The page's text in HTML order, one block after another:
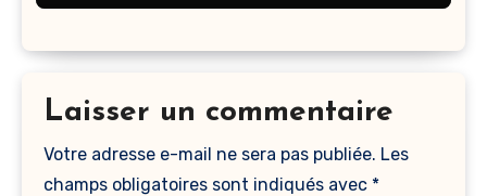
Laisser un commentaire
Votre adresse e-mail ne sera pas publiée. Les
champs obligatoires sont indiqués avec *